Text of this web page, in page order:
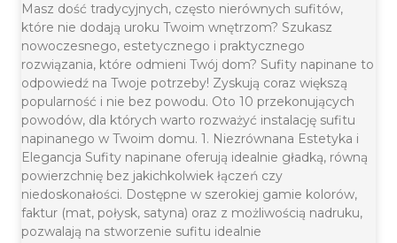
Masz dość tradycyjnych, często nierównych sufitów,
które nie dodają uroku Twoim wnętrzom? Szukasz
nowoczesnego, estetycznego i praktycznego
rozwiązania, które odmieni Twój dom? Sufity napinane to
odpowiedź na Twoje potrzeby! Zyskują coraz większą
popularność i nie bez powodu. Oto 10 przekonujących
powodów, dla których warto rozważyć instalację sufitu
napinanego w Twoim domu. 1. Niezrównana Estetyka i
Elegancja Sufity napinane oferują idealnie gładką, równą
powierzchnię bez jakichkolwiek łączeń czy
niedoskonałości. Dostępne w szerokiej gamie kolorów,
faktur (mat, połysk, satyna) oraz z możliwością nadruku,
pozwalają na stworzenie sufitu idealnie